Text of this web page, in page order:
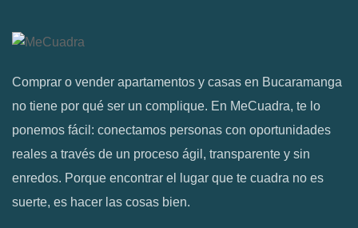
Comprar o vender apartamentos y casas en Bucaramanga
no tiene por qué ser un complique. En MeCuadra, te lo
ponemos fácil: conectamos personas con oportunidades
reales a través de un proceso ágil, transparente y sin
enredos. Porque encontrar el lugar que te cuadra no es
suerte, es hacer las cosas bien.